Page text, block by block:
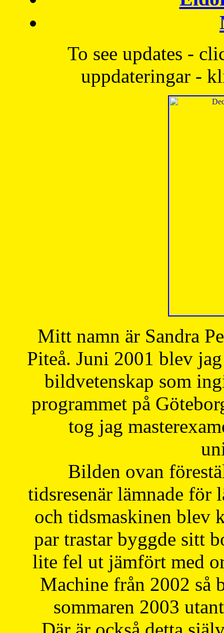
To see updates -
uppdateringar -
Mitt namn är Sandra
Piteå. Juni 2001 blev
bildvetenskap som
programmet på
tog jag
Bilden ovan
tidsresenär lämnade för
och tidsmaskinen blev
par trastar byggde sitt
lite fel ut jämfört med
Machine från 2002 så
sommaren 2003